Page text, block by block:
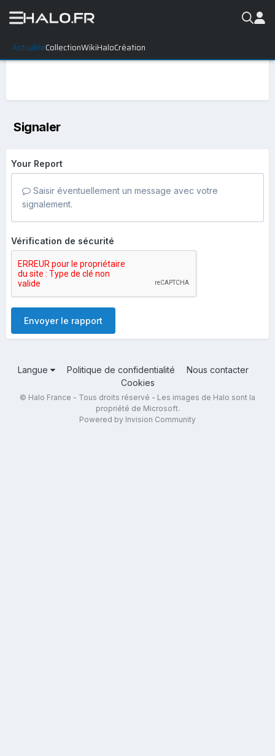
ActualitéCollectionWikiHaloCréation
Signaler
Your Report
Saisir éventuellement un message avec votre
signalement.
Vérification de sécurité
Envoyer le rapport
Langue Politique de confidentialité
Nous contacter
Cookies
© Halo France - Tous droits réservé - Les images de Halo sont la
propriété de Microsoft.
Powered by Invision Community